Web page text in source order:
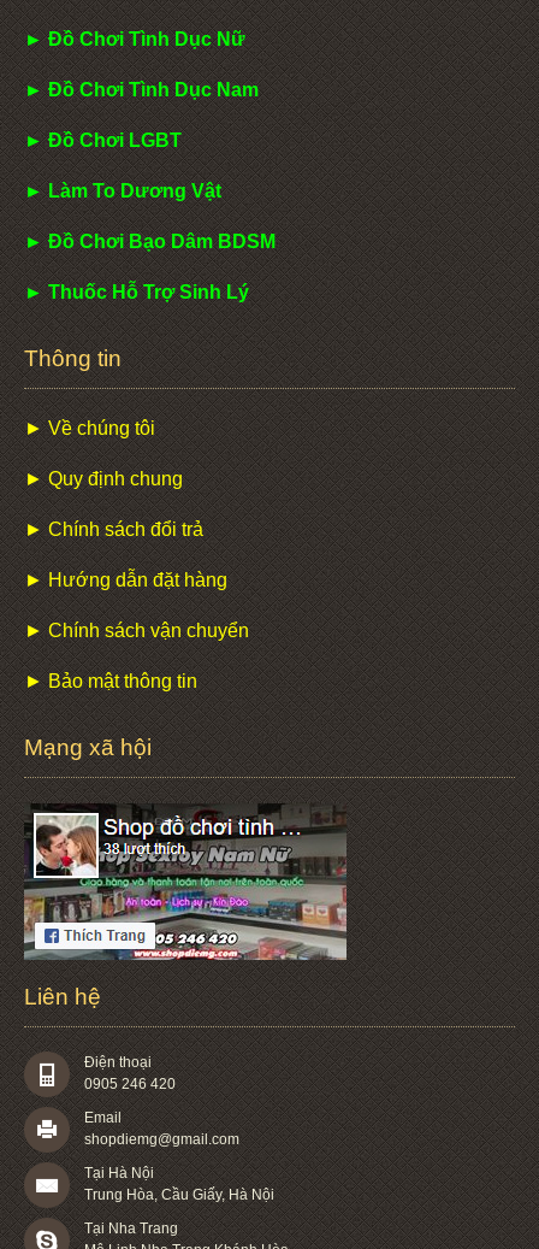
► Đồ Chơi Tình Dục Nữ
► Đồ Chơi Tình Dục Nam
► Đồ Chơi LGBT
► Làm To Dương Vật
► Đồ Chơi Bạo Dâm BDSM
► Thuốc Hỗ Trợ Sinh Lý
Thông tin
► Về chúng tôi
► Quy định chung
► Chính sách đổi trả
► Hướng dẫn đặt hàng
► Chính sách vận chuyển
► Bảo mật thông tin
Mạng xã hội
Liên hệ
Điện thoại
0905 246 420
Email
shopdiemg@gmail.com
Tại Hà Nội
Trung Hòa, Cầu Giấy, Hà Nội
Tại Nha Trang